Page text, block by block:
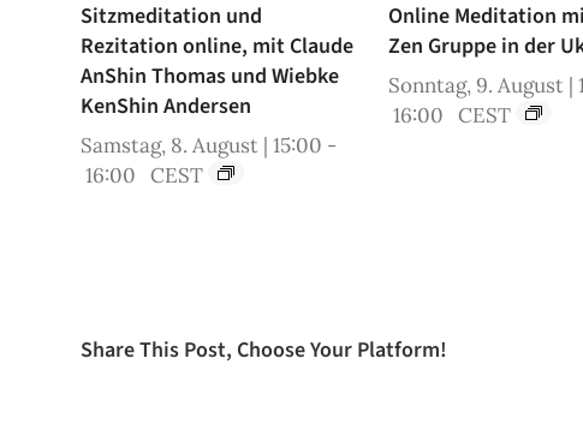
Sitzmeditation und
Rezitation online, mit Claude
AnShin Thomas und Wiebke
KenShin Andersen
Samstag, 8. August | 15:00 -
16:00 CEST
Online Meditation
Zen Gruppe in der
Sonntag, 9. August |
16:00
CEST
Share This Post, Choose Your Platform!